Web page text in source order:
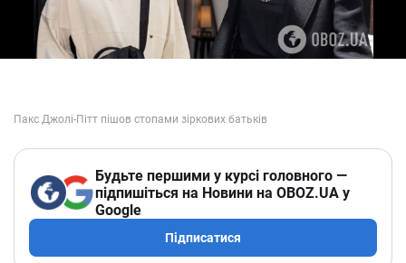
Будьте першими у курсі головного —
підпишіться на Новини на OBOZ.UA у
Google
Підписатися